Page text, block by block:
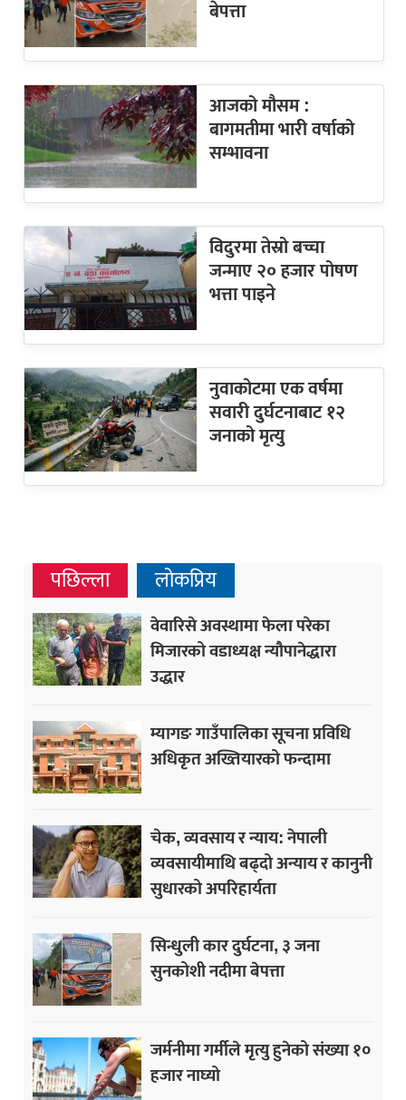
बेपत्ता
आजको मौसम :
बागमतीमा भारी वर्षाको
सम्भावना
विदुरमा तेस्रो बच्चा
जन्माए २० हजार पोषण
भत्ता पाइने
नुवाकोटमा एक वर्षमा
सवारी दुर्घटनाबाट १२
जनाको मृत्यु
पछिल्ला लोकप्रिय
वेवारिसे अवस्थामा फेला परेका
मिजारको वडाध्यक्ष न्यौपानेद्धारा
उद्धार
म्यागङ गाउँपालिका सूचना प्रविधि
अधिकृत अख्तियारको फन्दामा
चेक, व्यवसाय र न्याय: नेपाली
व्यवसायीमाथि बढ्दो अन्याय र कानुनी
सुधारको अपरिहार्यता
सिन्धुली कार दुर्घटना, ३ जना
सुनकोशी नदीमा बेपत्ता
जर्मनीमा गर्मीले मृत्यु हुनेको संख्या १०
हजार नाघ्यो